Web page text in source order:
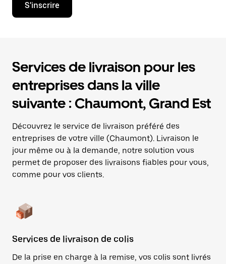
S'inscrire
Services de livraison pour les
entreprises dans la ville
suivante : Chaumont, Grand Est
Découvrez le service de livraison préféré des
entreprises de votre ville (Chaumont). Livraison le
jour même ou à la demande, notre solution vous
permet de proposer des livraisons fiables pour vous,
comme pour vos clients.
Services de livraison de colis
De la prise en charge à la remise, vos colis sont livrés